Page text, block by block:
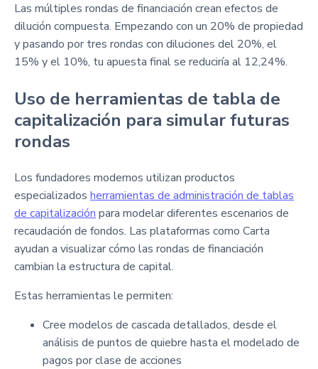
Las múltiples rondas de financiación crean efectos de
dilución compuesta. Empezando con un 20% de propiedad
y pasando por tres rondas con diluciones del 20%, el
15% y el 10%, tu apuesta final se reduciría al 12,24%.
Uso de herramientas de tabla de
capitalización para simular futuras
rondas
Los fundadores modernos utilizan productos
especializados herramientas de administración de tablas
de capitalización para modelar diferentes escenarios de
recaudación de fondos. Las plataformas como Carta
ayudan a visualizar cómo las rondas de financiación
cambian la estructura de capital.
Estas herramientas le permiten:
Cree modelos de cascada detallados, desde el
análisis de puntos de quiebre hasta el modelado de
pagos por clase de acciones